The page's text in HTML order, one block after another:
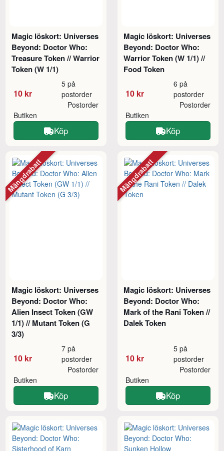
Magic löskort: Universes
Beyond: Doctor Who:
Treasure Token // Warrior
Token (W 1/1)
10 kr
5 på
postorder
Butiken
Postorder
Köp
Magic löskort: Universes
Beyond: Doctor Who:
Warrior Token (W 1/1) //
Food Token
10 kr
6 på
postorder
Butiken
Postorder
Köp
Magic löskort: Universes
Beyond: Doctor Who:
Alien Insect Token (GW
1/1) // Mutant Token (G
3/3)
10 kr
7 på
postorder
Butiken
Postorder
Köp
Mängdrabatt
Magic löskort: Universes
Beyond: Doctor Who:
Mark of the Rani Token //
Dalek Token
10 kr
5 på
postorder
Butiken
Postorder
Köp
Mängdrabatt